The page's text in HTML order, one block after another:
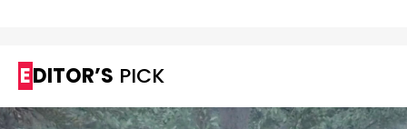
EDITOR’S PICK